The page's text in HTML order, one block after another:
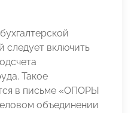
следует включить
Такое
в письме «ОПОРЫ
объединении